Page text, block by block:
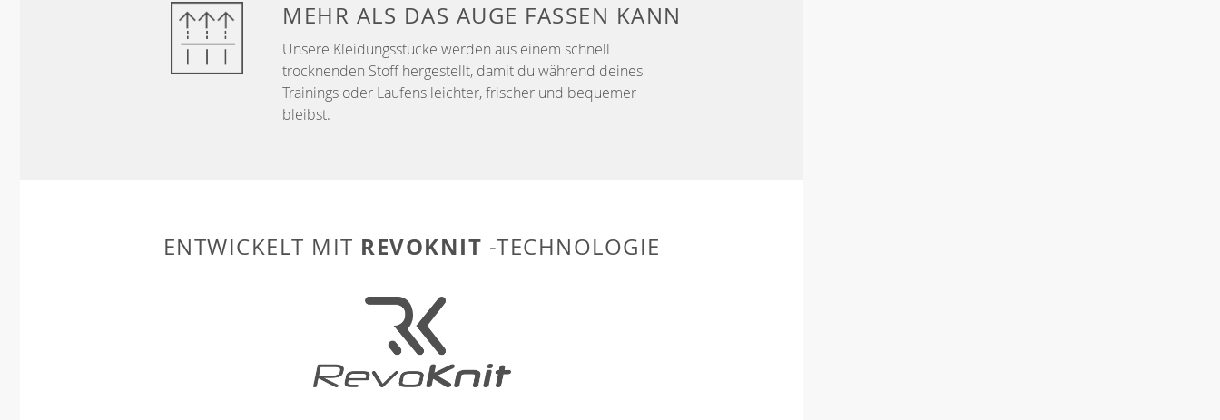
MEHR ALS DAS AUGE FASSEN KANN
Unsere Kleidungsstücke werden aus einem schnell
trocknenden Stoff hergestellt, damit du während deines
Trainings oder Laufens leichter, frischer und bequemer
bleibst.
ENTWICKELT MIT REVOKNIT -TECHNOLOGIE